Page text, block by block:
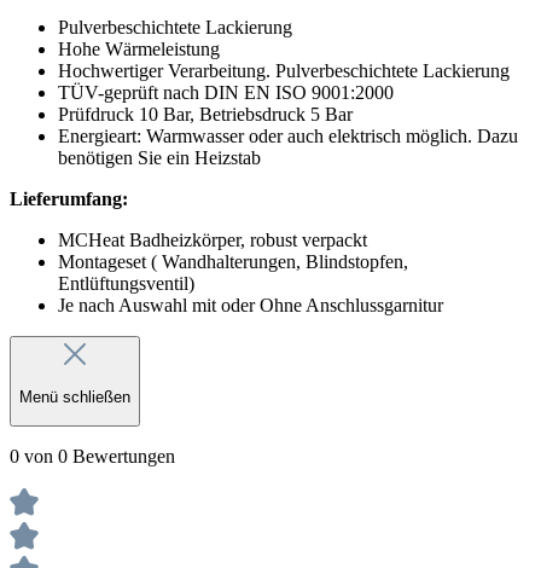
Pulverbeschichtete Lackierung
Hohe Wärmeleistung
Hochwertiger Verarbeitung. Pulverbeschichtete Lackierung
TÜV-geprüft nach DIN EN ISO 9001:2000
Prüfdruck 10 Bar, Betriebsdruck 5 Bar
Energieart: Warmwasser oder auch elektrisch möglich. Dazu
benötigen Sie ein Heizstab
Lieferumfang:
MCHeat Badheizkörper, robust verpackt
Montageset ( Wandhalterungen, Blindstopfen,
Entlüftungsventil)
Je nach Auswahl mit oder Ohne Anschlussgarnitur
Menü schließen
0 von 0 Bewertungen